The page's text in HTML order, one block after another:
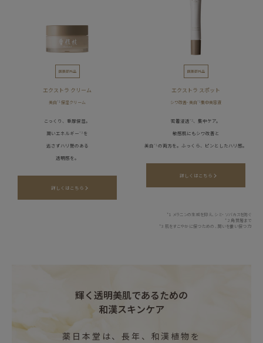
医薬部外品
エクストラ クリーム
美白 *1 保湿クリーム
こっくり、重厚保湿。
潤いエネルギー *3 を
逃さずハリ艶のある
透明感を。
詳しくはこちら
医薬部外品
エクストラ スポット
シワ改善･美白 *1集中美容液
密着浸透 *2、集中ケア。
敏感肌にもシワ改善と
美白 *1 の両方を。ふっくら、ピンとしたハリ感。
詳しくはこちら
*1 メラニンの生成を抑え、シミ・ソバカスを防ぐ
*2 角質層まで
*3 肌をすこやかに保つための、潤いを養い保つ力
輝く透明美肌であるための
和漢スキンケア
薬日本堂は、長年、和漢植物を